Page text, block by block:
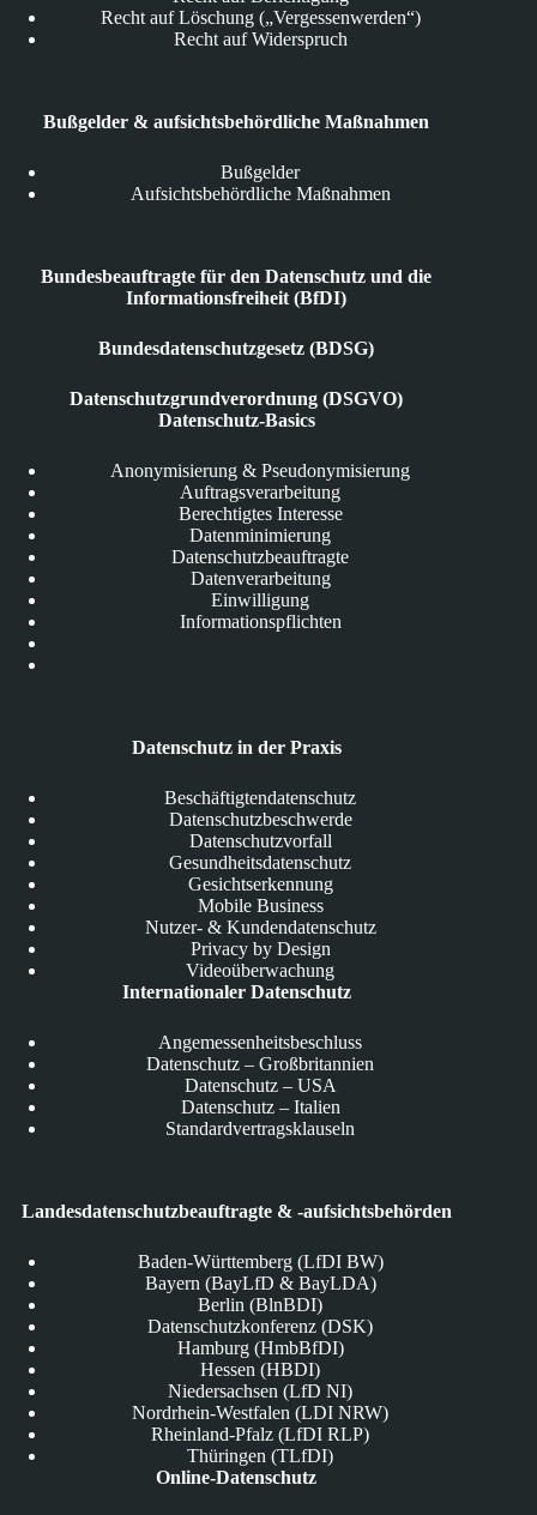
Recht auf Löschung („Vergessenwerden“)
Recht auf Widerspruch
Bußgelder & aufsichtsbehördliche Maßnahmen
Bußgelder
Aufsichtsbehördliche Maßnahmen
Bundesbeauftragte für den Datenschutz und die
Informationsfreiheit (BfDI)
Bundesdatenschutzgesetz (BDSG)
Datenschutzgrundverordnung (DSGVO)
Datenschutz-Basics
Anonymisierung & Pseudonymisierung
Auftragsverarbeitung
Berechtigtes Interesse
Datenminimierung
Datenschutzbeauftragte
Datenverarbeitung
Einwilligung
Informationspflichten
Datenschutz in der Praxis
Beschäftigtendatenschutz
Datenschutzbeschwerde
Datenschutzvorfall
Gesundheitsdatenschutz
Gesichtserkennung
Mobile Business
Nutzer- & Kundendatenschutz
Privacy by Design
Videoüberwachung
Internationaler Datenschutz
Angemessenheitsbeschluss
Datenschutz – Großbritannien
Datenschutz – USA
Datenschutz – Italien
Standardvertragsklauseln
Landesdatenschutzbeauftragte & -aufsichtsbehörden
Baden-Württemberg (LfDI BW)
Bayern (BayLfD & BayLDA)
Berlin (BlnBDI)
Datenschutzkonferenz (DSK)
Hamburg (HmbBfDI)
Hessen (HBDI)
Niedersachsen (LfD NI)
Nordrhein-Westfalen (LDI NRW)
Rheinland-Pfalz (LfDI RLP)
Thüringen (TLfDI)
Online-Datenschutz